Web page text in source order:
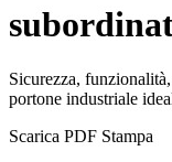
Sicurezza,
portone industriale
Scarica PDF Stampa